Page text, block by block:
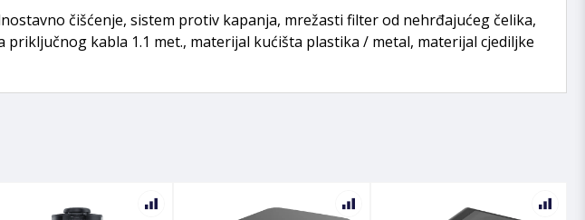
čišćenje, sistem protiv kapanja, mrežasti filter od nehrđajućeg čelika,
kabla 1.1 met., materijal kućišta plastika / metal, materijal cjediljke